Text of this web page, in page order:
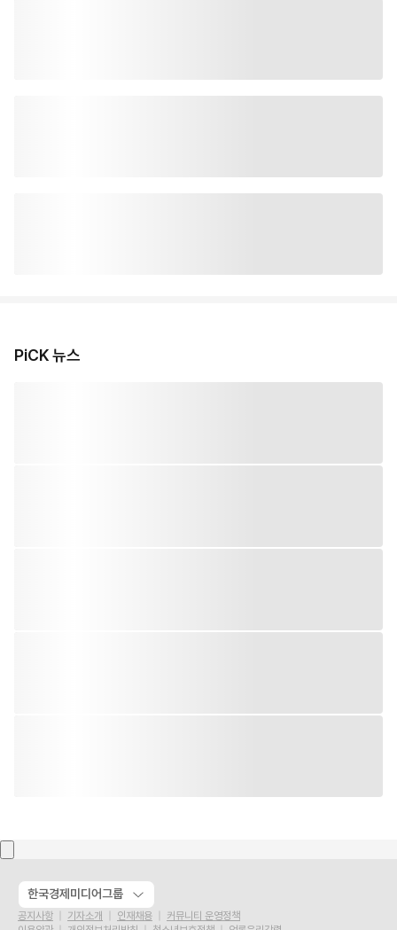
PiCK 뉴스
한국경제미디어그룹
공지사항 기자소개 인재채용
커뮤니티 운영정책